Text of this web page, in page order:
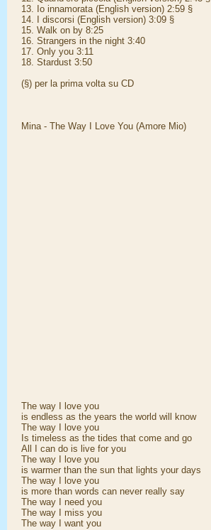
13. Io innamorata (English version) 2:59 §
14. I discorsi (English version) 3:09 §
15. Walk on by 8:25
16. Strangers in the night 3:40
17. Only you 3:11
18. Stardust 3:50
(§) per la prima volta su CD
Mina - The Way I Love You (Amore Mio)
The way I love you
is endless as the years the world will know
The way I love you
Is timeless as the tides that come and go
All I can do is live for you
The way I love you
is warmer than the sun that lights your days
The way I love you
is more than words can never really say
The way I need you
The way I miss you
The way I want you